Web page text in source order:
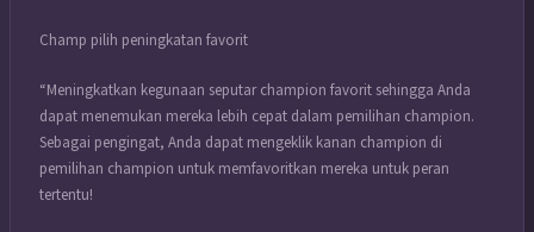
Champ pilih peningkatan favorit
“Meningkatkan kegunaan seputar champion favorit sehingga Anda
dapat menemukan mereka lebih cepat dalam pemilihan champion.
Sebagai pengingat, Anda dapat mengeklik kanan champion di
pemilihan champion untuk memfavoritkan mereka untuk peran
tertentu!